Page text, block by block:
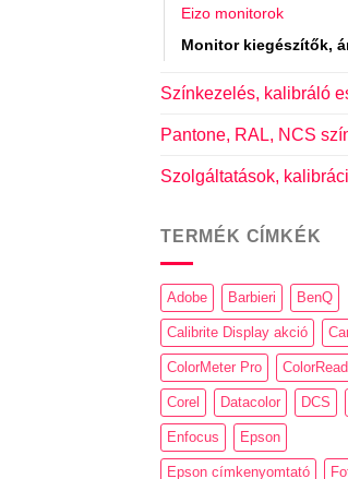
Eizo monitorok
Monitor kiegészítők,
Színkezelés, kalibráló
Pantone, RAL, NCS
Szolgáltatások,
TERMÉK CÍMKÉK
Adobe Barbieri BenQ
Calibrite Display akció
ColorMeter Pro
Corel Datacolor DCS
Enfocus Epson
Epson címkenyomtató